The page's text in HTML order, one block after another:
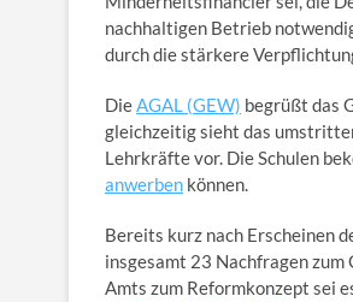
nachhaltigen Betrieb
durch die stärkere
DieAGAL (GEW) begrüßt das
gleichzeitig sieht das
Lehrkräfte vor. Die Schulen
anwerben können.
Bereits kurz nach Erscheinen
insgesamt 23 Nachfragen
Amts zum Reformkonzept sei